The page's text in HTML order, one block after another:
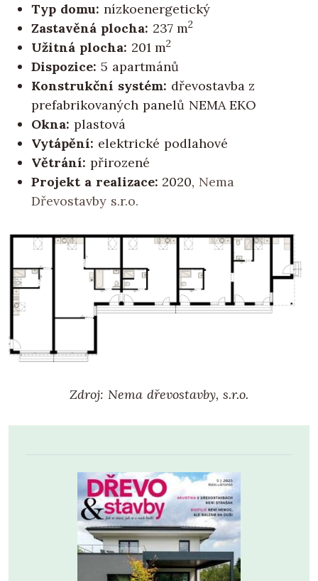
Typ domu: nízkoenergetický
Zastavěná plocha: 237 m2
Užitná plocha: 201 m2
Dispozice: 5 apartmánů
Konstrukční systém: dřevostavba z
prefabrikovaných panelů NEMA EKO
Okna: plastová
Vytápění: elektrické podlahové
Větrání: přirozené
Projekt a realizace: 2020, Nema
Dřevostavby s.r.o.
Zdroj: Nema dřevostavby, s.r.o.